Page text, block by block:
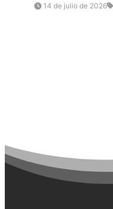
14 de julio de 2026